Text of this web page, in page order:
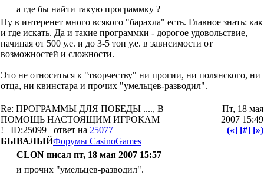
а где бы найти такую программку ?
Ну в интеренет много всякого "барахла" есть. Главное знать: как
и где искать. Да и такие программки - дорогое удовольствие,
начиная от 500 у.е. и до 3-5 тон у.е. в зависимости от
возможностей и сложности.
Это не относиться к "творчеству" ни прогии, ни полянского, ни
отца, ни квинстара и прочих "умельцев-разводил".
Re: ПРОГРАММЫ ДЛЯ ПОБЕДЫ ...., В
ПОМОЩЬ НАСТОЯЩИМ ИГРОКАМ
!
ID:25099 ответ на 25077
Пт, 18 мая
2007 15:49
(«] [#] [»)
БЫВАЛЫЙФорумы CasinoGames
CLON писал пт, 18 мая 2007 15:57
и прочих "умельцев-разводил".